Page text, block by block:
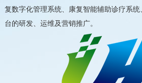
复数字化管理系统、康复智能辅助诊疗系
台的研发、运维及营销推广。